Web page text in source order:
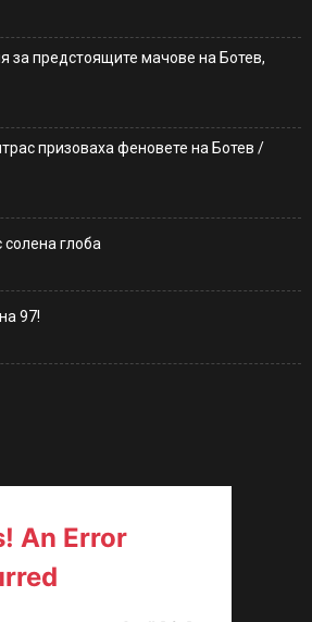
за предстоящите мачове на Ботев,
призоваха феновете на Ботев /
глоба
97!